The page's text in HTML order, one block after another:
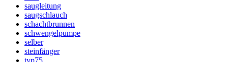
saugleitung
saugschlauch
schachtbrunnen
schwengelpumpe
selber
steinfänger
typ75